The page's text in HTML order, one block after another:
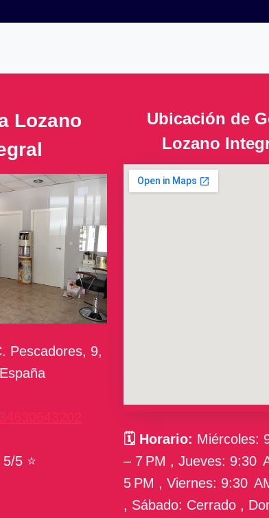
Lozano
Pescadores, 9,
5/5 ⭐
Ubicación de
Lozano
🗓 Horario: Miércoles:
– 7 PM , Jueves: 9:30
5 PM , Viernes: 9:30
, Sábado: Cerrado ,